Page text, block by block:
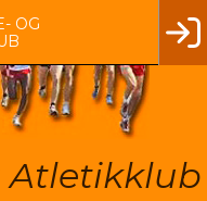
OG
Atletikklub